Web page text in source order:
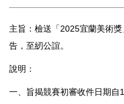
主旨：檢送「2025宜蘭美術
告，至紉公誼。
說明：
一、旨揭競賽初審收件日期